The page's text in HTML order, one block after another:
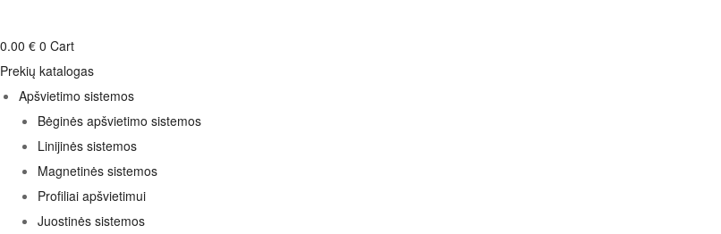
0.00 € 0 Cart
Prekių katalogas
Apšvietimo sistemos
Bėginės apšvietimo sistemos
Linijinės sistemos
Magnetinės sistemos
Profiliai apšvietimui
Juostinės sistemos